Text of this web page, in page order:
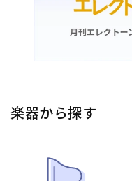
楽器から探す